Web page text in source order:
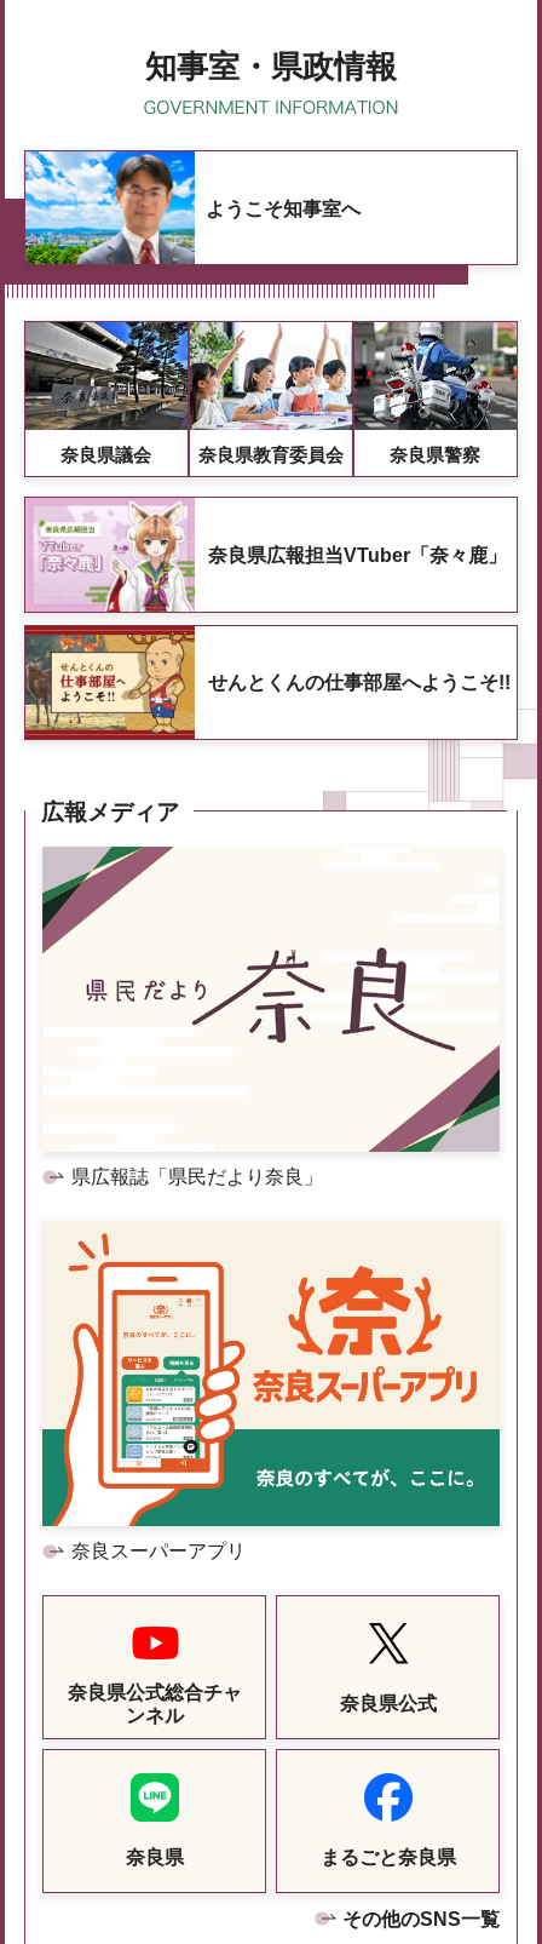
知事室・県政情報
ようこそ知事室へ
奈良県議会 奈良県教育委員会 奈良県警察
奈良県広報担当VTuber「奈々鹿」
せんとくんの仕事部屋へようこそ!!
広報メディア
県広報誌「県民だより奈良」
奈良スーパーアプリ
奈良県公式総合チャ
ンネル
奈良県公式
奈良県 まるごと奈良県
その他のSNS一覧